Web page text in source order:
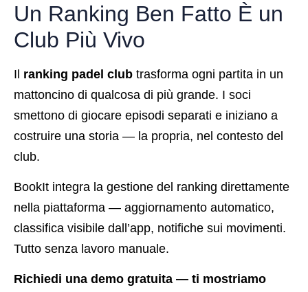
Un Ranking Ben Fatto È un
Club Più Vivo
Il ranking padel club trasforma ogni partita in un
mattoncino di qualcosa di più grande. I soci
smettono di giocare episodi separati e iniziano a
costruire una storia — la propria, nel contesto del
club.
BookIt integra la gestione del ranking direttamente
nella piattaforma — aggiornamento automatico,
classifica visibile dall’app, notifiche sui movimenti.
Tutto senza lavoro manuale.
Richiedi una demo gratuita — ti mostriamo